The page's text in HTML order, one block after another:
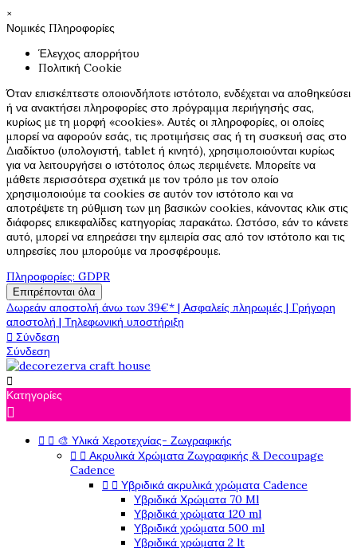
×
Νομικές Πληροφορίες
Έλεγχος απορρήτου
Πολιτική Cookie
Όταν επισκέπτεστε οποιονδήποτε ιστότοπο, ενδέχεται να αποθηκεύσει
ή να ανακτήσει πληροφορίες στο πρόγραμμα περιήγησής σας,
κυρίως με τη μορφή «cookies». Αυτές οι πληροφορίες, οι οποίες
μπορεί να αφορούν εσάς, τις προτιμήσεις σας ή τη συσκευή σας στο
Διαδίκτυο (υπολογιστή, tablet ή κινητό), χρησιμοποιούνται κυρίως
για να λειτουργήσει ο ιστότοπος όπως περιμένετε. Μπορείτε να
μάθετε περισσότερα σχετικά με τον τρόπο με τον οποίο
χρησιμοποιούμε τα cookies σε αυτόν τον ιστότοπο και να
αποτρέψετε τη ρύθμιση των μη βασικών cookies, κάνοντας κλικ στις
διάφορες επικεφαλίδες κατηγορίας παρακάτω. Ωστόσο, εάν το κάνετε
αυτό, μπορεί να επηρεάσει την εμπειρία σας από τον ιστότοπο και τις
υπηρεσίες που μπορούμε να προσφέρουμε.
Πληροφορίες: GDPR
Επιτρέπονται όλα
Δωρεάν αποστολή άνω των 39€* | Ασφαλείς πληρωμές | Γρήγορη
αποστολή | Τηλεφωνική υποστήριξη
 Σύνδεση
Σύνδεση

Κατηγορίες

  🎨 Υλικά Χεροτεχνίας- Ζωγραφικής
  Ακρυλικά Χρώματα Ζωγραφικής & Decoupage
Cadence
  Υβριδικά ακρυλικά χρώματα Cadence
Υβριδικά Χρώματα 70 Ml
Υβριδικά χρώματα 120 ml
Υβριδικά χρώματα 500 ml
Υβριδικά χρώματα 2 lt